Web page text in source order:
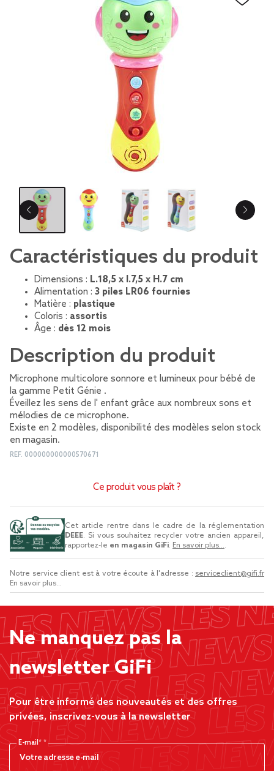
Caractéristiques du produit
Dimensions : L.18,5 x l.7,5 x H.7 cm
Alimentation : 3 piles LR06 fournies
Matière : plastique
Coloris : assortis
Âge : dès 12 mois
Description du produit
Microphone multicolore sonnore et lumineux pour bébé de
la gamme Petit Génie .
Éveillez les sens de l' enfant grâce aux nombreux sons et
mélodies de ce microphone.
Existe en 2 modèles, disponibilité des modèles selon stock
en magasin.
REF. 000000000000570671
Ce produit vous plaît ?
Cet article rentre dans le cadre de la réglementation
DEEE. Si vous souhaitez recycler votre ancien appareil,
rapportez-le en magasin GiFi. En savoir plus....
Notre service client est à votre écoute à l'adresse : serviceclient@gifi.fr
En savoir plus...
Ne manquez pas la
newsletter GiFi
Pour être informé des nouveautés et des offres
privées, inscrivez-vous à la newsletter
E-mail*